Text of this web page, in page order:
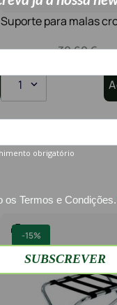
Suporte para malas
30,60€
26,01€
1
-15%